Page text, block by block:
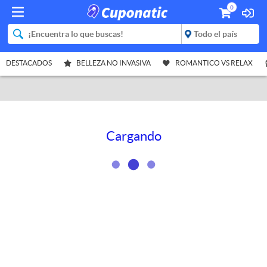
0
DESTACADOS BELLEZA NO INVASIVA ROMANTICO VS RELAX
Cargando